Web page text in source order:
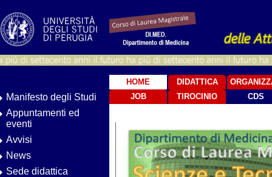
Manifesto degli Studi
Appuntamenti ed
eventi
Avvisi
News
Sede didattica
HOME DIDATTICA
CDS
JOB TIROCINIO